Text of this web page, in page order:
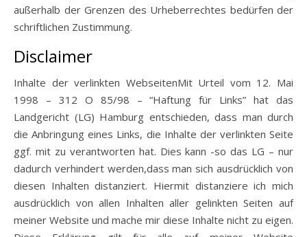
außerhalb der Grenzen des Urheberrechtes bedürfen der
schriftlichen Zustimmung.
Disclaimer
Inhalte der verlinkten WebseitenMit Urteil vom 12. Mai
1998 – 312 O 85/98 – “Haftung für Links” hat das
Landgericht (LG) Hamburg entschieden, dass man durch
die Anbringung eines Links, die Inhalte der verlinkten Seite
ggf. mit zu verantworten hat. Dies kann -so das LG – nur
dadurch verhindert werden,dass man sich ausdrücklich von
diesen Inhalten distanziert. Hiermit distanziere ich mich
ausdrücklich von allen Inhalten aller gelinkten Seiten auf
meiner Website und mache mir diese Inhalte nicht zu eigen.